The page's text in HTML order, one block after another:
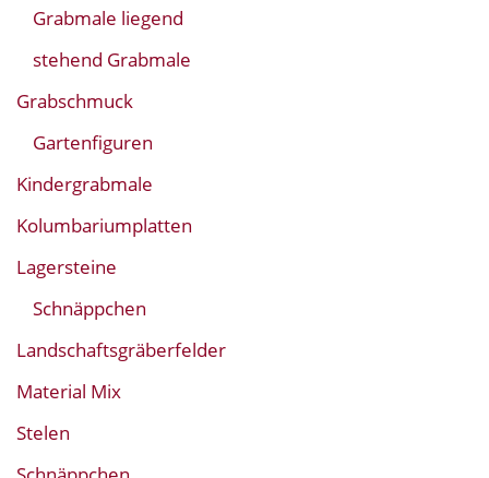
Grabmale liegend
stehend Grabmale
Grabschmuck
Gartenfiguren
Kindergrabmale
Kolumbariumplatten
Lagersteine
Schnäppchen
Landschaftsgräberfelder
Material Mix
Stelen